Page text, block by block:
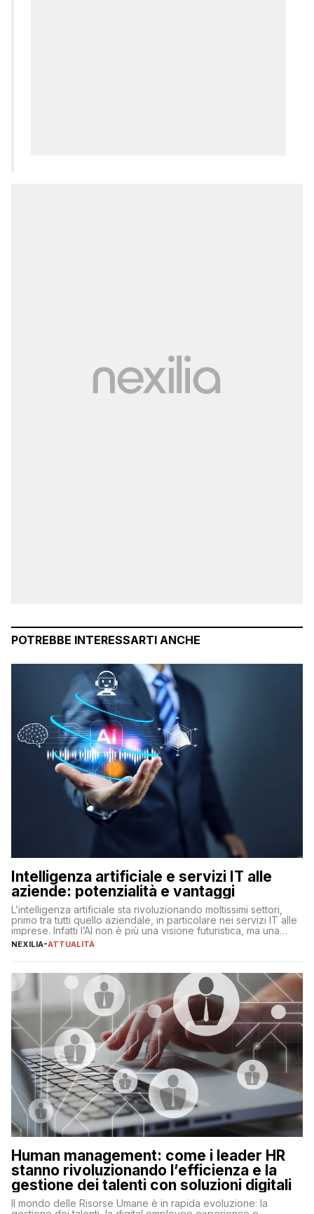
POTREBBE INTERESSARTI ANCHE
Intelligenza artificiale e servizi IT alle
aziende: potenzialità e vantaggi
L’intelligenza artificiale sta rivoluzionando moltissimi settori,
primo tra tutti quello aziendale, in particolare nei servizi IT alle
imprese. Infatti l’AI non è più una visione futuristica, ma una
realtà operativa che sta portando a un cambio significativo in
operazioni, bensì comporta […]
NEXILIA-ATTUALITÀ
Human management: come i leader HR
stanno rivoluzionando l’efficienza e la
gestione dei talenti con soluzioni digitali
Il mondo delle Risorse Umane è in rapida evoluzione: la